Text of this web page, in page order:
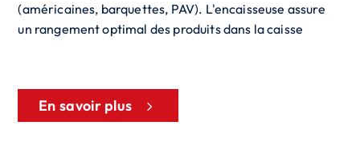
(américaines, barquettes, PAV). L'encaisseuse assure
un rangement optimal des produits dans la caisse
En savoir plus